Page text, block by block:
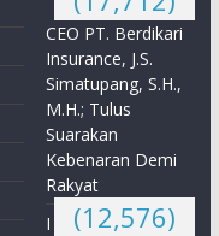
CEO PT. Berdikari
Insurance, J.S.
Simatupang, S.H.,
M.H.; Tulus
Suarakan
Kebenaran Demi
Rakyat
(12,576)
I